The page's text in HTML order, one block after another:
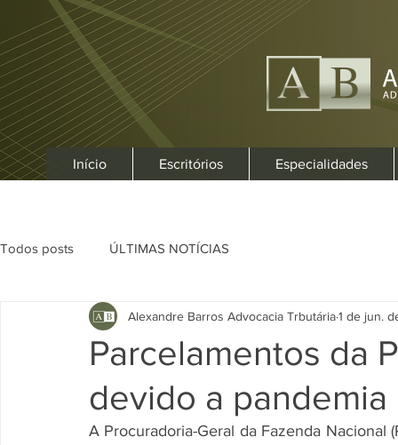
Início Escritórios Especialidades
Todos posts ÚLTIMAS NOTÍCIAS
Parcelamentos da
devido a pandemia
Alexandre Barros Advocacia Trbutária1 de jun.
A Procuradoria-Geral da Fazenda Nacional